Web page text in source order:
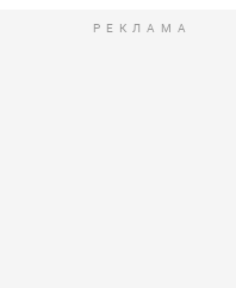
РЕКЛАМА